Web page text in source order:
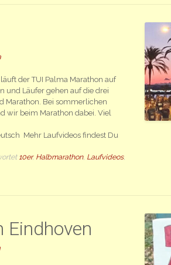
der TUI Palma Marathon auf
und Läufer gehen auf die drei
Marathon. Bei sommerlichen
wir beim Marathon dabei. Viel
Mehr Laufvideos findest Du
10er, Halbmarathon, Laufvideos,
Eindhoven